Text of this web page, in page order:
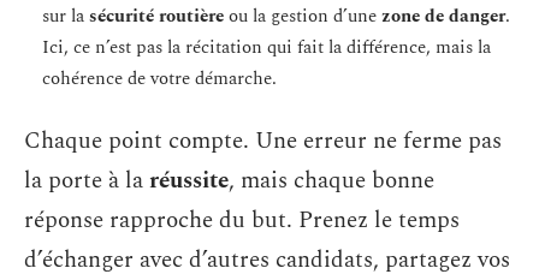
sur lasécurité routièreou la gestion d’unezone de danger.
Ici, ce n’est pas la récitation qui fait la différence, mais la
cohérence de votre démarche.
Chaque point compte. Une erreur ne ferme pas
la porte à laréussite, mais chaque bonne
réponse rapproche du but. Prenez le temps
d’échanger avec d’autres candidats, partagez vos